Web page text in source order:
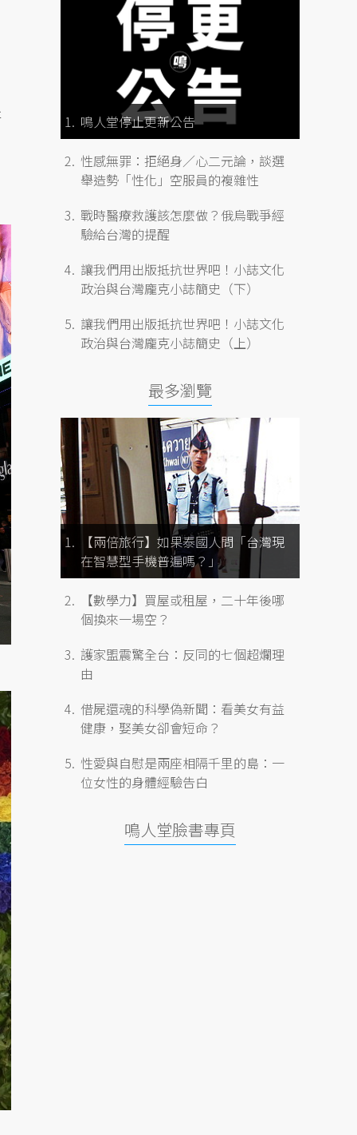
鳴人堂停止更新公告
性感無罪：拒絕身／心二元論，談選
舉造勢「性化」空服員的複雜性
戰時醫療救護該怎麼做？俄烏戰爭經
驗給台灣的提醒
讓我們用出版抵抗世界吧！小誌文化
政治與台灣龐克小誌簡史（下）
讓我們用出版抵抗世界吧！小誌文化
政治與台灣龐克小誌簡史（上）
最多瀏覽
【兩倍旅行】如果泰國人問「台灣現
在智慧型手機普遍嗎？」
【數學力】買屋或租屋，二十年後哪
個換來一場空？
護家盟震驚全台：反同的七個超爛理
由
借屍還魂的科學偽新聞：看美女有益
健康，娶美女卻會短命？
性愛與自慰是兩座相隔千里的島：一
位女性的身體經驗告白
鳴人堂臉書專頁